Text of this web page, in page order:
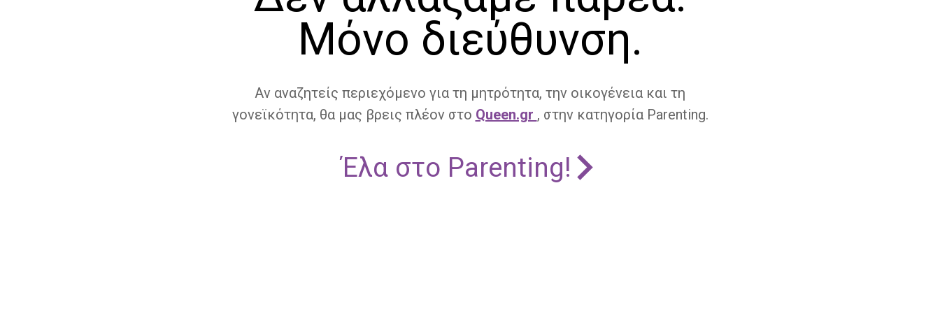
Μόνο διεύθυνση.
Αν αναζητείς περιεχόμενο για τη μητρότητα, την οικογένεια και τη
γονεϊκότητα, θα μας βρεις πλέον στο Queen.gr , στην κατηγορία Parenting.
Έλα στο Parenting!